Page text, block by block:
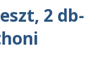
2 db-